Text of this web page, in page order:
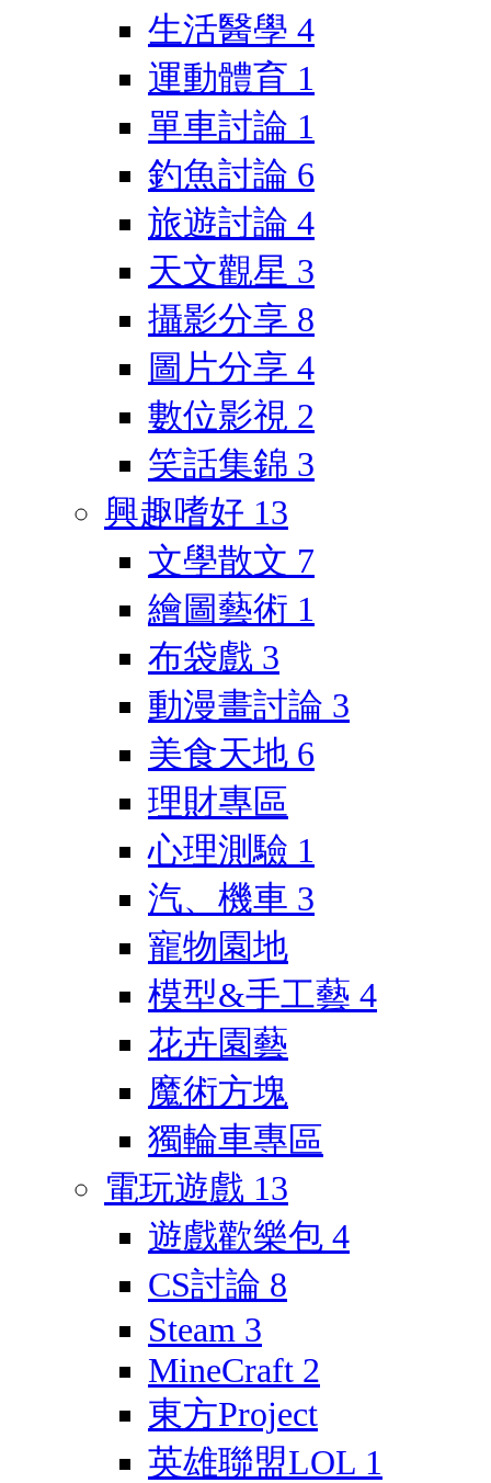
生活醫學 4
運動體育 1
單車討論 1
釣魚討論 6
旅遊討論 4
天文觀星 3
攝影分享 8
圖片分享 4
數位影視 2
笑話集錦 3
興趣嗜好 13
文學散文 7
繪圖藝術 1
布袋戲 3
動漫畫討論 3
美食天地 6
理財專區
心理測驗 1
汽、機車 3
寵物園地
模型&手工藝 4
花卉園藝
魔術方塊
獨輪車專區
電玩遊戲 13
遊戲歡樂包 4
CS討論 8
Steam 3
MineCraft 2
東方Project
英雄聯盟LOL 1